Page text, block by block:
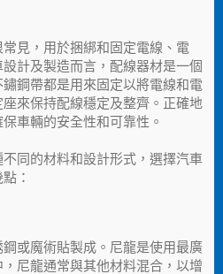
見，用於捆綁和固定電線、電
計及製造而言，配線器材是一個
鋼帶都是用來固定以將電線和電
來保持配線穩定及整齊。正確地
車輛的安全性和可靠性。
同的材料和設計形式，選擇汽車
：
或魔術貼製成。尼龍是使用最廣
尼龍通常與其他材料混合，以增